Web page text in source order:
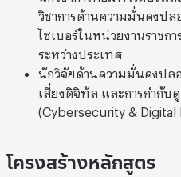
วิชาการด้านความมั่นคงปล
ไซเบอร์ในหน่วยงานราชก
ระหว่างประเทศ
นักวิจัยด้านความมั่นคงปลอ
เสี่ยงดิจิทัล และการกำกับ
(Cybersecurity & Digital
โครงสร้างหลักสูตร